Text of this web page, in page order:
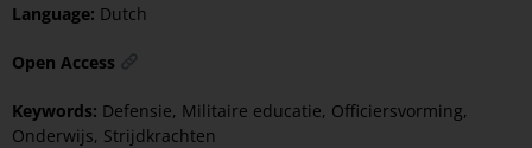
Language: Dutch
Open Access
Keywords: Defensie, Militaire educatie, Officiersvorming,
Onderwijs, Strijdkrachten